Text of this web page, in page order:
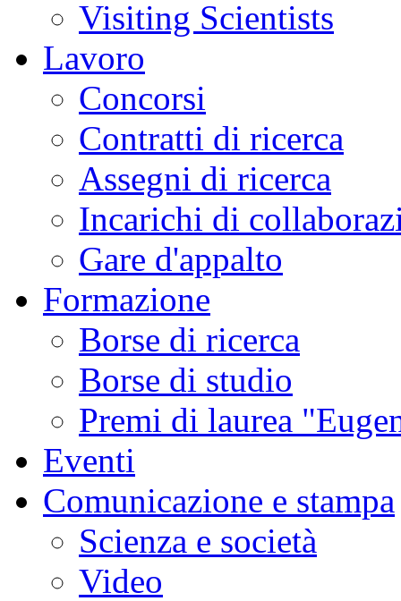
Visiting Scientists
Lavoro
Concorsi
Contratti di ricerca
Assegni di ricerca
Incarichi di
Gare d'appalto
Formazione
Borse di ricerca
Borse di studio
Premi di laurea
Eventi
Comunicazione e stampa
Scienza e società
Video